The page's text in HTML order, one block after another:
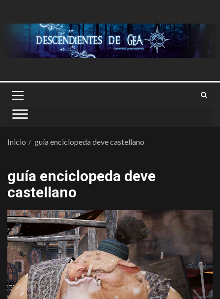
Inicio guía enciclopeda deve castellano
guía enciclopeda deve
castellano